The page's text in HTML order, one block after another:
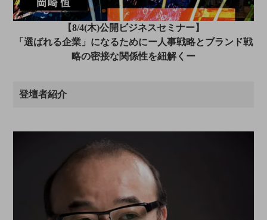
【8/4(木)公開ビジネスセミナー】
「選ばれる企業」になるためにー人事戦略とブランド戦
略の密接な関係性を紐解くー
登壇者紹介